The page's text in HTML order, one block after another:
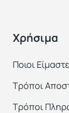
Χρήσιμα
Ποιοι Είμαστε
Τρόποι
Τρόποι